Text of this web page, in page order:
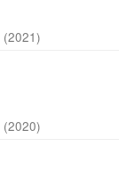
(2021)
(2020)